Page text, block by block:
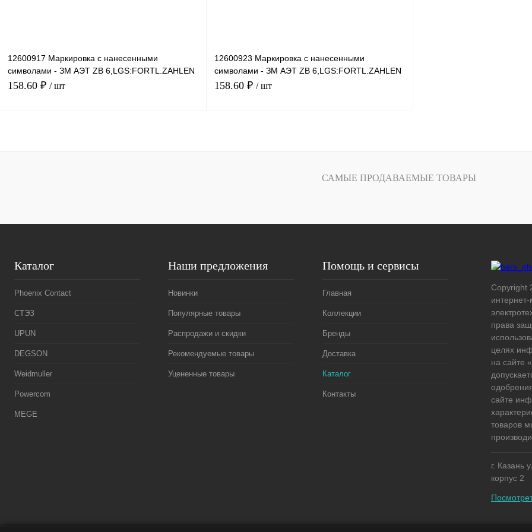
12600917 Маркировка с нанесенными
символами - ЗМ АЭТ ZB 6,LGS:FORTL.ZAHLEN
221-230
158.60 ₽ / шт
12600923 Маркировка с нанесенными
символами - ЗМ АЭТ ZB 6,LGS:FORTL.ZAHLEN
281-290
158.60 ₽ / шт
САМЫЕ ПРОДАВАЕМЫЕ ТОВАРЫ
Каталог
Phoenix Contact
СТЭЗ
UPUN
DEGSON
Weidmuller
Powercom
MEGE
Наши предложения
Новинки
Популярные товары
Распродажи и скидки
Рекомендуемые товары
Уцененные товары
Помощь и сервисы
Главная
Коллекции
Бренды
Доставка
Каталог
Контакты
Copyright
интернет-
права
целях
на сайте
сайте
товаров
г. Казань
корпус 2